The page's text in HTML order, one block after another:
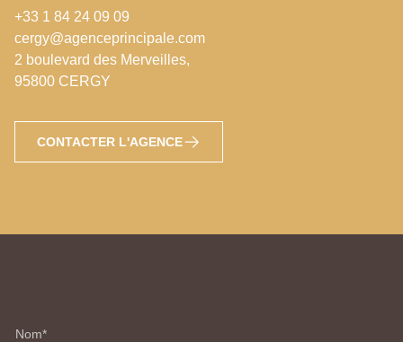
+33 1 84 24 09 09
cergy@agenceprincipale.com
2 boulevard des Merveilles,
95800 CERGY
CONTACTER L'AGENCE
Nom